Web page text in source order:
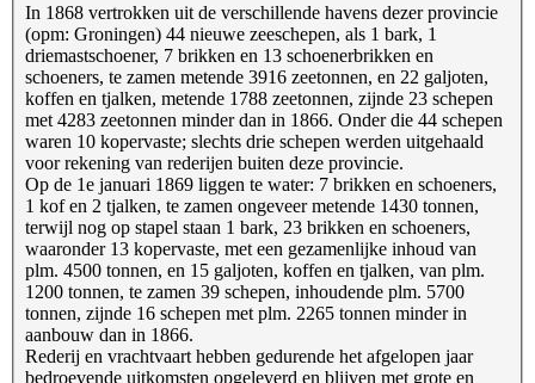
In 1868 vertrokken uit de verschillende havens dezer provincie
(opm: Groningen) 44 nieuwe zeeschepen, als 1 bark, 1
driemastschoener, 7 brikken en 13 schoenerbrikken en
schoeners, te zamen metende 3916 zeetonnen, en 22 galjoten,
koffen en tjalken, metende 1788 zeetonnen, zijnde 23 schepen
met 4283 zeetonnen minder dan in 1866. Onder die 44 schepen
waren 10 kopervaste; slechts drie schepen werden uitgehaald
voor rekening van rederijen buiten deze provincie.
Op de 1e januari 1869 liggen te water: 7 brikken en schoeners,
1 kof en 2 tjalken, te zamen ongeveer metende 1430 tonnen,
terwijl nog op stapel staan 1 bark, 23 brikken en schoeners,
waaronder 13 kopervaste, met een gezamenlijke inhoud van
plm. 4500 tonnen, en 15 galjoten, koffen en tjalken, van plm.
1200 tonnen, te zamen 39 schepen, inhoudende plm. 5700
tonnen, zijnde 16 schepen met plm. 2265 tonnen minder in
aanbouw dan in 1866.
Rederij en vrachtvaart hebben gedurende het afgelopen jaar
bedroevende uitkomsten opgeleverd en blijven met grote en